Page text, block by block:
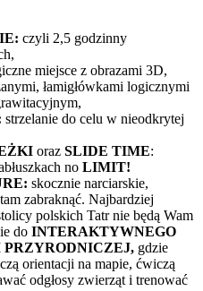
czyli 2,5 godzinny
miejsce z obrazami 3D,
łamigłówkami logicznymi
strzelanie do celu w nieodkrytej
oraz SLIDE TIME:
no LIMIT!
skocznie narciarskie,
zabraknąć. Najbardziej
polskich Tatr nie będą Wam
do INTERAKTYWNEGO
gdzie
orientacji na mapie, ćwiczą
odgłosy zwierząt i trenować